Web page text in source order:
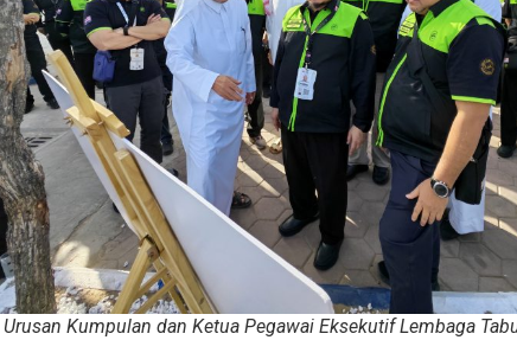
Urusan Kumpulan dan Ketua Pegawai Eksekutif Lembaga